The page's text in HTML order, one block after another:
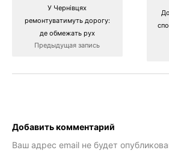
У Чернівцях
ремонтуватимуть дорогу:
де обмежать рух
Предыдущая запись
Добавить комментарий
Ваш адрес email не будет